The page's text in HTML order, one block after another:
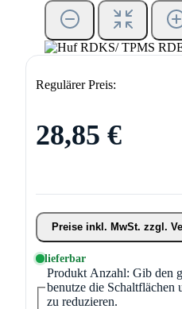
Regulärer Preis:
28,85 €
Preise inkl. MwSt. zzgl.
lieferbar
Produkt Anzahl: Gib den
benutze die Schaltflächen
zu reduzieren.